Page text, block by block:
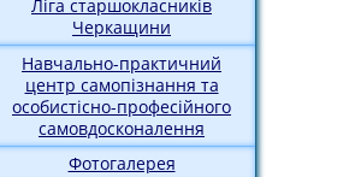
Ліга старшокласників
Черкащини
Навчально-практичний
центр самопізнання та
особистісно-професійного
самовдосконалення
Фотогалерея